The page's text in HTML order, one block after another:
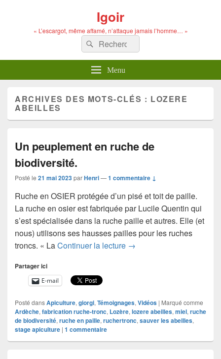
Igoir
« L’escargot, même affamé, n’attaque jamais l’homme… »
Recherche :
Rechercher
Menu
ARCHIVES DES MOTS-CLÉS : LOZERE
ABEILLES
Un peuplement en ruche de
biodiversité.
Posté le 21 mai 2023parHenri—1 commentaire ↓
Ruche en OSIER protégée d’un pisé et toit de paille.
La ruche en osier est fabriquée par Lucile Quentin qui
s’est spécialisée dans la ruche paille et autres. Elle (et
nous) utilisons ses hausses pailles pour les ruches
troncs. « LaContinuer la lecture Un peuplement en ruche
→
Partager ici
E-mail
Posté dansApiculture, giorgi, Témoignages, Vidéos | Marqué comme
Ardèche, fabrication ruche-tronc, Lozère, lozere abeilles, miel, ruche
de biodiversité, ruche en paille, ruchertronc, sauver les abeilles,
stage apiculture | 1 commentaire